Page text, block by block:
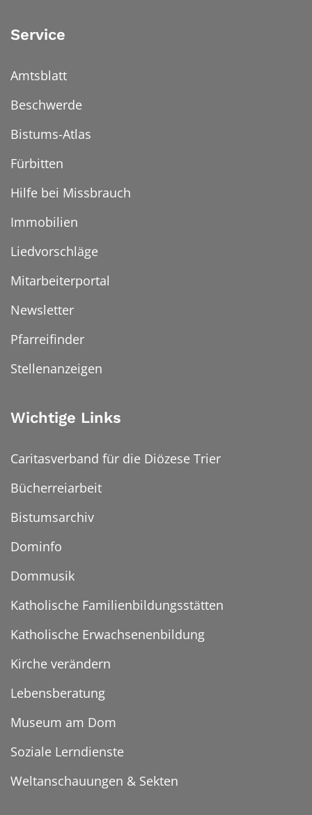
Service
Amtsblatt
Beschwerde
Bistums-Atlas
Fürbitten
Hilfe bei Missbrauch
Immobilien
Liedvorschläge
Mitarbeiterportal
Newsletter
Pfarreifinder
Stellenanzeigen
Wichtige Links
Caritasverband für die Diözese Trier
Bücherreiarbeit
Bistumsarchiv
Dominfo
Dommusik
Katholische Familienbildungsstätten
Katholische Erwachsenenbildung
Kirche verändern
Lebensberatung
Museum am Dom
Soziale Lerndienste
Weltanschauungen & Sekten